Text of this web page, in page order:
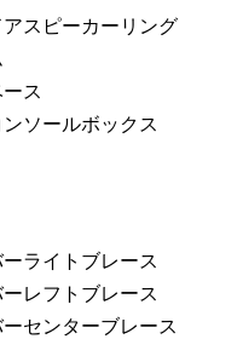
スピーカーリング
ス
ソールボックス
ライトブレース
レフトブレース
センターブレース